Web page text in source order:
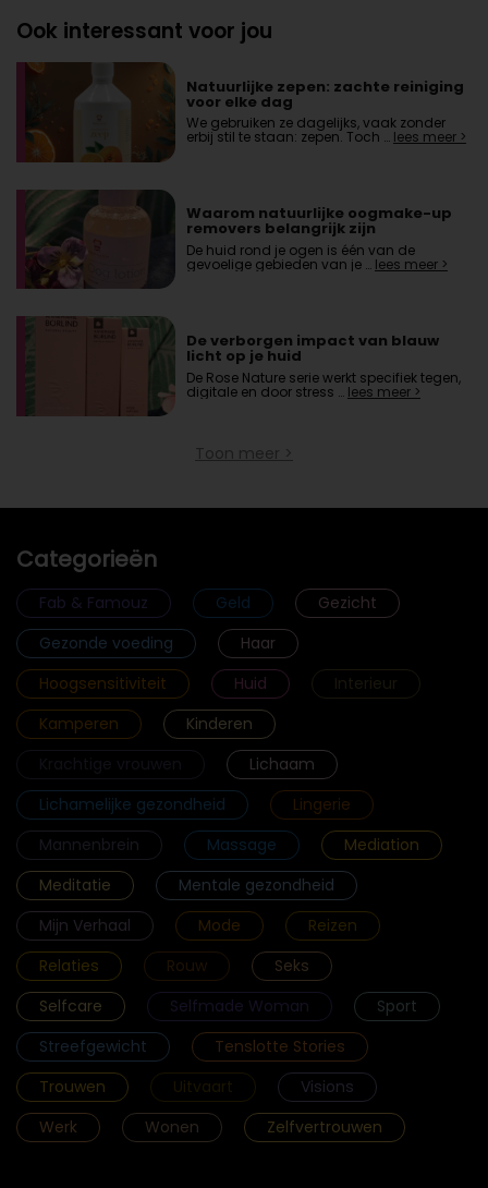
Ook interessant voor jou
Natuurlijke zepen: zachte reiniging
voor elke dag
We gebruiken ze dagelijks, vaak zonder
erbij stil te staan: zepen. Toch … lees meer >
Waarom natuurlijke oogmake-up
removers belangrijk zijn
De huid rond je ogen is één van de
gevoelige gebieden van je … lees meer >
De verborgen impact van blauw
licht op je huid
De Rose Nature serie werkt specifiek tegen,
digitale en door stress … lees meer >
Toon meer >
Categorieën
Fab & Famouz Geld
Gezicht
Gezonde voeding
Haar
Hoogsensitiviteit
Huid
Interieur
Kamperen
Kinderen
Lichaam
Lichamelijke gezondheid
Lingerie
Mannenbrein
Massage
Mediation
Meditatie
Mentale gezondheid
Mijn Verhaal
Mode
Reizen
Relaties
Rouw
Seks
Selfcare
Selfmade Woman
Sport
Streefgewicht
Tenslotte Stories
Trouwen
Uitvaart
Visions
Werk
Wonen Zelfvertrouwen